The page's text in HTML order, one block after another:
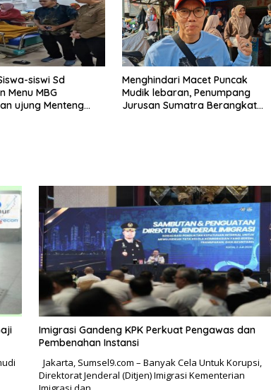
siswi Sd
Menu MBG
ujung Menteng
Menghindari Macet Puncak
Mudik lebaran, Penumpang
Jurusan Sumatra Berangkat
Imigrasi Gandeng KPK Perkuat Pengawas dan
Pembenahan Instansi
Jakarta, Sumsel9.com – Banyak Cela Untuk Korupsi,
Direktorat Jenderal (Ditjen) Imigrasi Kementerian